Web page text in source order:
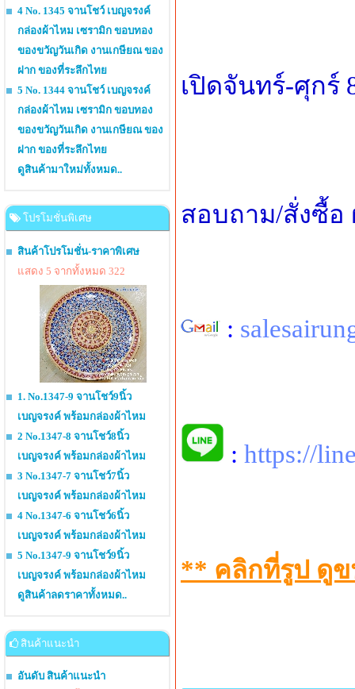
4 No. 1345 จานโชว์ เบญจรงค์
กล่องผ้าไหม เซรามิก ขอบทอง
ของขวัญวันเกิด งานเกษียณ ของ
ฝาก ของที่ระลึกไทย
5 No. 1344 จานโชว์ เบญจรงค์
กล่องผ้าไหม เซรามิก ขอบทอง
ของขวัญวันเกิด งานเกษียณ ของ
ฝาก ของที่ระลึกไทย
ดูสินค้ามาใหม่ทั้งหมด..
โปรโมชั่นพิเศษ
สินค้าโปรโมชั่น-ราคาพิเศษ
แสดง 5 จากทั้งหมด 322
1. No.1347-9 จานโชว์9นิ้ว
เบญจรงค์ พร้อมกล่องผ้าไหม
2 No.1347-8 จานโชว์8นิ้ว
เบญจรงค์ พร้อมกล่องผ้าไหม
3 No.1347-7 จานโชว์7นิ้ว
เบญจรงค์ พร้อมกล่องผ้าไหม
4 No.1347-6 จานโชว์6นิ้ว
เบญจรงค์ พร้อมกล่องผ้าไหม
5 No.1347-9 จานโชว์9นิ้ว
เบญจรงค์ พร้อมกล่องผ้าไหม
ดูสินค้าลดราคาทั้งหมด..
สินค้าแนะนำ
อันดับ สินค้าแนะนำ
เปิดจันทร์-ศุกร์
สอบถาม/สั่งซื้อ
:
: https://
** คลิกที่รูป ดู